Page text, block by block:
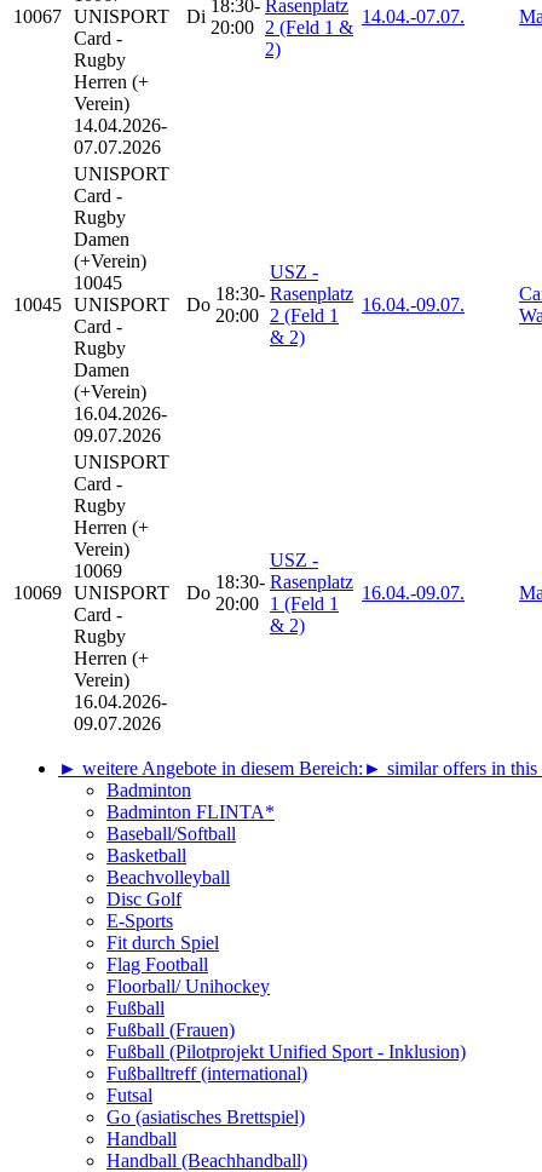
10067 UNISPORT
Card -
Rugby
Herren (+
Verein)
14.04.2026-
07.07.2026
Di
18:30-
20:00
Rasenplatz
2 (Feld 1 &
2)
14.04.-07.07.
10045
UNISPORT
Card -
Rugby
Damen
(+Verein)
10045
UNISPORT
Card -
Rugby
Damen
(+Verein)
16.04.2026-
09.07.2026
Do
18:30-
20:00
USZ -
Rasenplatz
2 (Feld 1
& 2)
16.04.-09.07.
10069
UNISPORT
Card -
Rugby
Herren (+
Verein)
10069
UNISPORT
Card -
Rugby
Herren (+
Verein)
16.04.2026-
09.07.2026
Do
18:30-
20:00
USZ -
Rasenplatz
1 (Feld 1
& 2)
16.04.-09.07.
► weitere Angebote in diesem Bereich: ► similar offers in this
Badminton
Badminton FLINTA*
Baseball/Softball
Basketball
Beachvolleyball
Disc Golf
E-Sports
Fit durch Spiel
Flag Football
Floorball/ Unihockey
Fußball
Fußball (Frauen)
Fußball (Pilotprojekt Unified Sport - Inklusion)
Fußballtreff (international)
Futsal
Go (asiatisches Brettspiel)
Handball
Handball (Beachhandball)